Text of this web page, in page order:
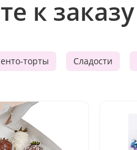
к заказу
торты Сладости